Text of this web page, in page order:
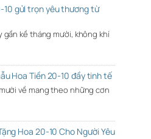
10 gửi trọn yêu thương từ
gần kề tháng mười, không khí
Hoa Tiền 20-10 đầy tinh tế
về mang theo những cơn
Hoa 20-10 Cho Người Yêu